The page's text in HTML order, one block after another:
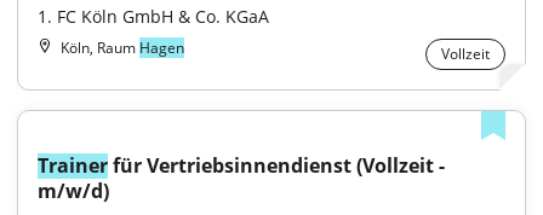
1. FC Köln GmbH & Co. KGaA
Köln, Raum Hagen Vollzeit
Trainer für Vertriebsinnendienst (Vollzeit -
m/w/d)